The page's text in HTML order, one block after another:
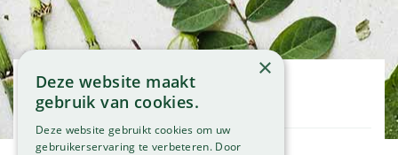
Openingstijden
Maandag
Dinsdag
×
Deze website maakt
gebruik van cookies.
Deze website gebruikt cookies om uw
gebruikerservaring te verbeteren. Door